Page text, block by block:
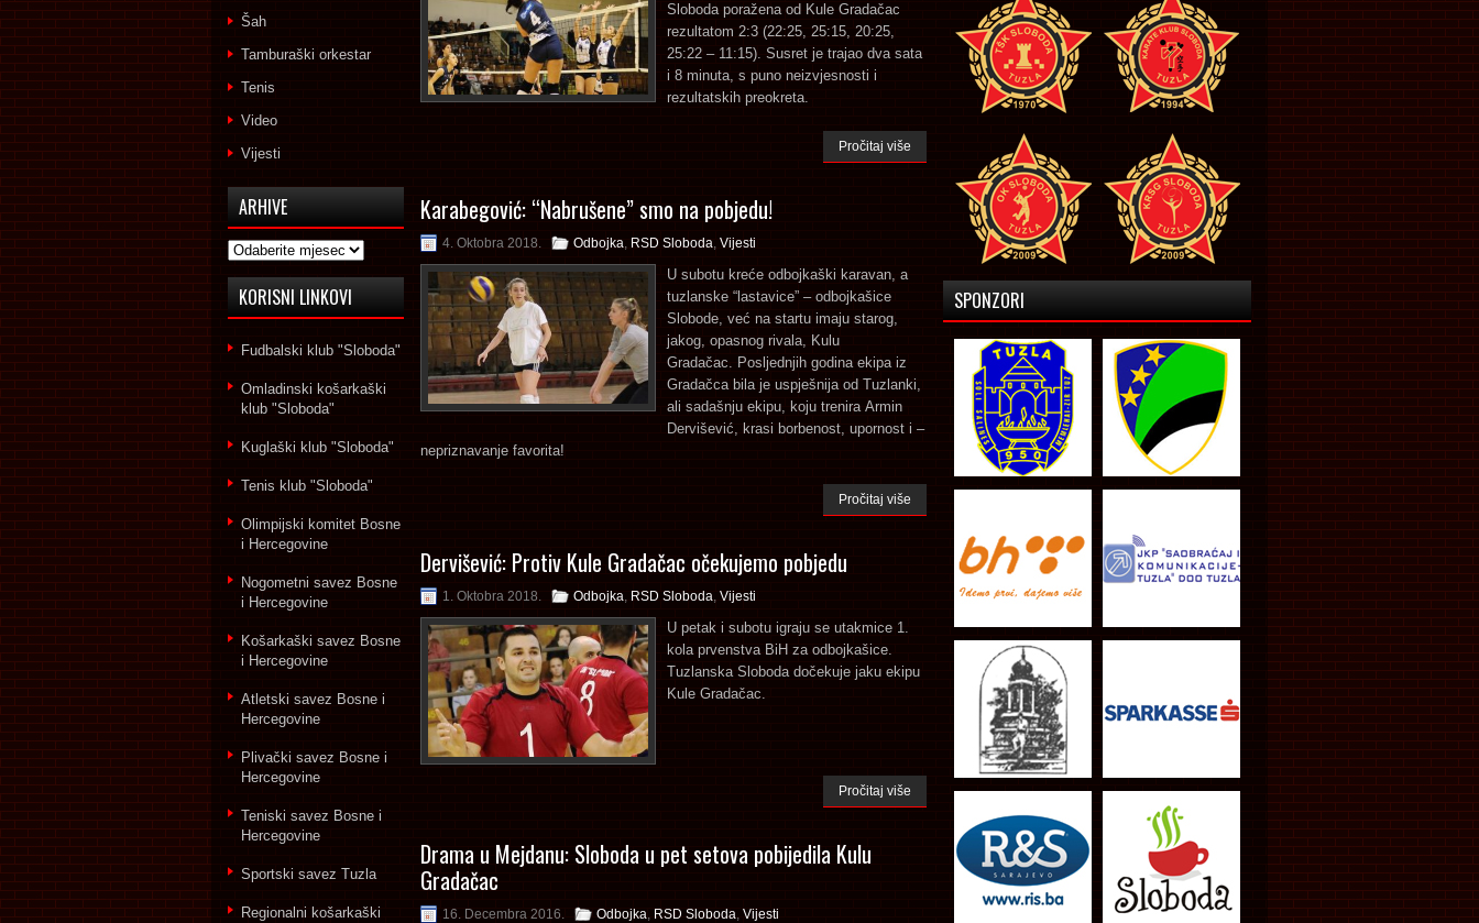
Sloboda poražena od Kule Gradačac
rezultatom 2:3 (22:25, 25:15, 20:25,
25:22 – 11:15). Susret je trajao dva sata
i 8 minuta, s puno neizvjesnosti i
rezultatskih preokreta.
Pročitaj više
Karabegović: “Nabrušene” smo na pobjedu!
4. Oktobra 2018. Odbojka, RSD Sloboda, Vijesti
U subotu kreće odbojkaški karavan, a
tuzlanske “lastavice” – odbojkašice
Slobode, već na startu imaju starog,
jakog, opasnog rivala, Kulu
Gradačac. Posljednjih godina ekipa iz
Gradačca bila je uspješnija od Tuzlanki,
ali sadašnju ekipu, koju trenira Armin
Dervišević, krasi borbenost, upornost i –
nepriznavanje favorita!
Pročitaj više
Dervišević: Protiv Kule Gradačac očekujemo pobjedu
1. Oktobra 2018. Odbojka, RSD Sloboda, Vijesti
U petak i subotu igraju se utakmice 1.
kola prvenstva BiH za odbojkašice.
Tuzlanska Sloboda dočekuje jaku ekipu
Kule Gradačac.
Pročitaj više
Drama u Mejdanu: Sloboda u pet setova pobijedila Kulu
Gradačac
16. Decembra 2016. Odbojka, RSD Sloboda, Vijesti
Šah
Tamburaški orkestar
Tenis
Video
Vijesti
ARHIVE
Arhive
KORISNI LINKOVI
Fudbalski klub "Sloboda"
Omladinski košarkaški
klub "Sloboda"
Kuglaški klub "Sloboda"
Tenis klub "Sloboda"
Olimpijski komitet Bosne
i Hercegovine
Nogometni savez Bosne
i Hercegovine
Košarkaški savez Bosne
i Hercegovine
Atletski savez Bosne i
Hercegovine
Plivački savez Bosne i
Hercegovine
Teniski savez Bosne i
Hercegovine
Sportski savez Tuzla
Regionalni košarkaški
SPONZORI